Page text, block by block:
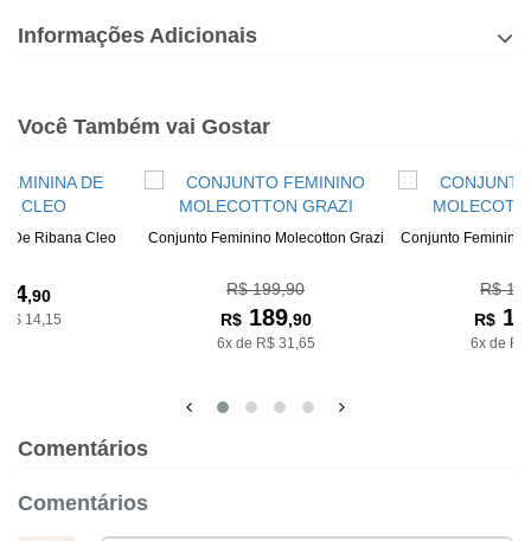
Informações Adicionais
Você Também vai Gostar
De Ribana Cleo
,90
14,15
Conjunto Feminino Molecotton Grazi
R$ 199,90
R$189,90
6x de R$ 31,65
Conjunto Feminino
R$
R$
6x de
Comentários
Comentários